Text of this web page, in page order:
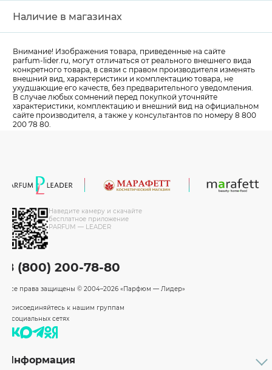
Наличие в магазинах
Внимание! Изображения товара, приведенные на сайте
parfum-lider.ru, могут отличаться от реального внешнего вида
конкретного товара, в связи с правом производителя изменять
внешний вид, характеристики и комплектацию товара, не
ухудшающие его качеств, без предварительного уведомления.
В случае любых сомнений перед покупкой уточняйте
характеристики, комплектацию и внешний вид на официальном
сайте производителя, а также у консультантов по номеру 8 800
200 78 80.
Наведите камеру и скачайте
бесплатное приложение
PARFUM — LEADER
8 (800) 200-78-80
Все права защищены © 2004–2026 «Парфюм — Лидер»
Присоединяйтесь к нашим группам
в социальных сетях
Информация